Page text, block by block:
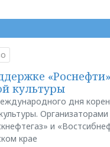
культуры
дня
и
крае